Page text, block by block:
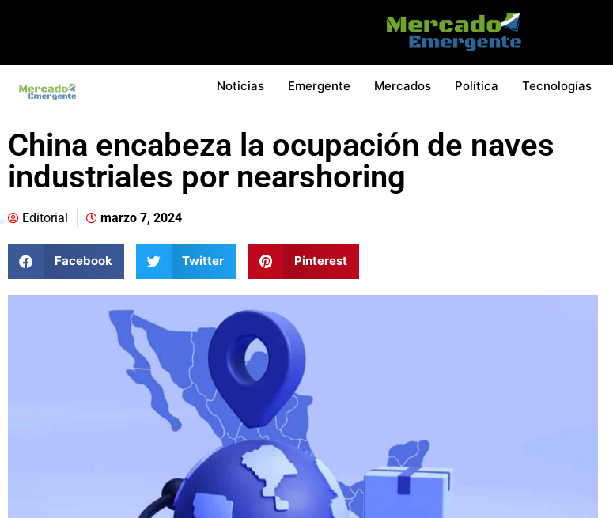
Noticias Emergente Mercados Política Tecnologías
China encabeza la ocupación de naves
industriales por nearshoring
Editorial marzo 7, 2024
Facebook Twitter Pinterest